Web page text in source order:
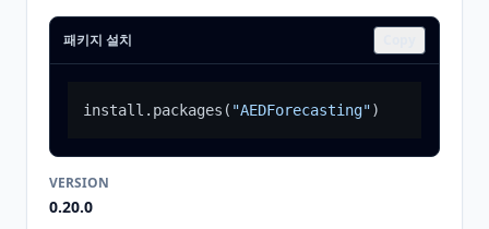
패키지 설치
install.packages ( "AEDForecasting")
VERSION
0.20.0